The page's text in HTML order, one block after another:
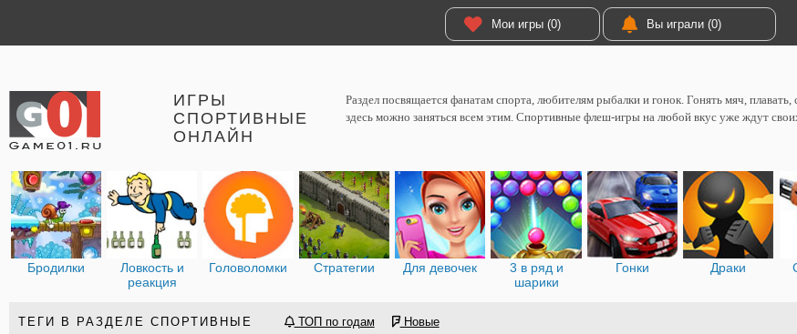
Мои игры (0) Вы играли (0)
ИГРЫ
СПОРТИВНЫЕ
ОНЛАЙН
Раздел посвящается фанатам спорта, любителям рыбалки и гонок. Гонять мяч,
здесь можно заняться всем этим. Спортивные флеш-игры на любой вкус уже ждут
Бродилки
Ловкость и
реакция
Головоломки Стратегии Для девочек
3 в ряд и
шарики
Гонки Драки
ТЕГИ В РАЗДЕЛЕ СПОРТИВНЫЕ ТОП по годам Новые